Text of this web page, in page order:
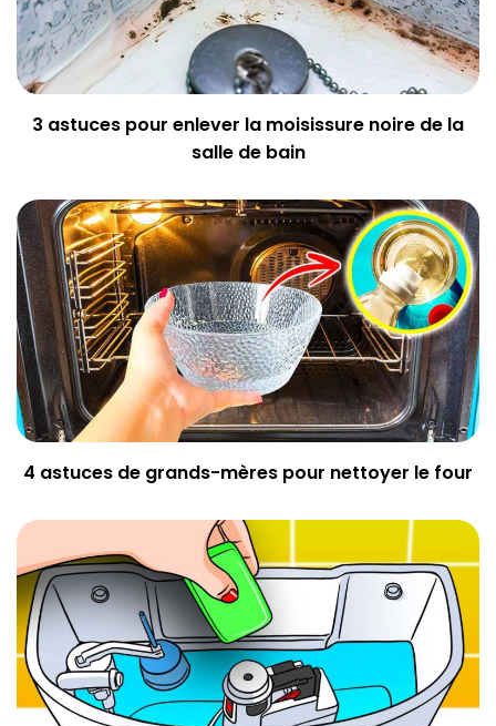
3 astuces pour enlever la moisissure noire de la
salle de bain
4 astuces de grands-mères pour nettoyer le four